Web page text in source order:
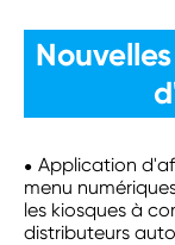
Application
menu
les kiosques à
distributeurs